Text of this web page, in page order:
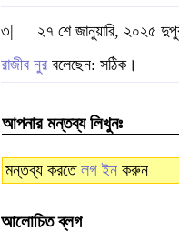
৩|
২৭ শে জানুয়ারি, ২০২৫
রাজীব নুর বলেছেন: সঠিক।
আপনার মন্তব্য লিখুনঃ
মন্তব্য করতে লগ ইন করুন
আলোচিত ব্লগ